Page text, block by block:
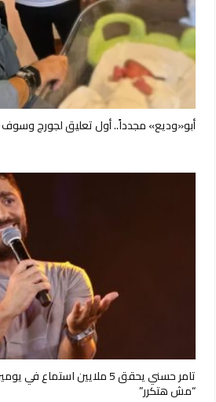
أبو«وديع» مجدداً.. أول تعليق لجورج
تامر حسني يحقق 5 ملايين
“مش هتكرر”